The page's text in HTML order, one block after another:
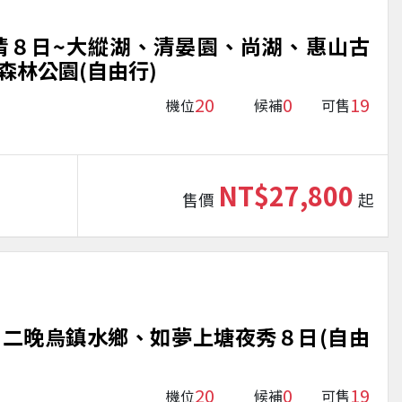
日~大縱湖、清晏園、尚湖、惠山古
林公園(自由行)
機位20 候補0 可售19
售價 NT$27,800 起
晚烏鎮水鄉、如夢上塘夜秀８日(自由
機位20 候補0 可售19